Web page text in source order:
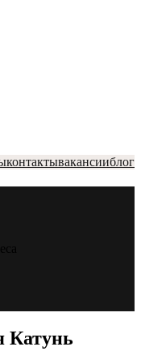
контактывакансииблог
Катунь